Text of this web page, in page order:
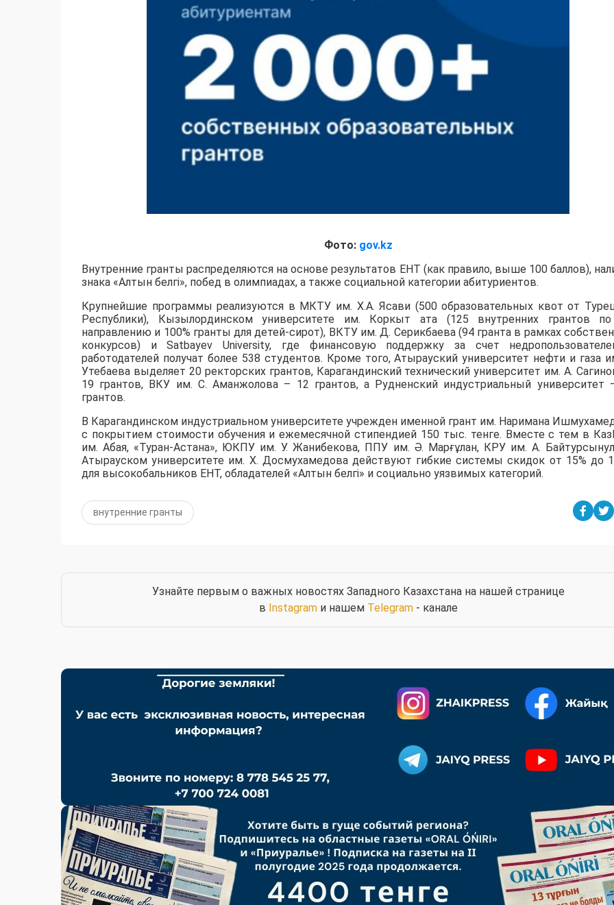
Фото: gov.kz
Внутренние гранты распределяются на основе результатов ЕНТ (как правило, выше 100 баллов),
знака «Алтын белгі», побед в олимпиадах, а также социальной категории абитуриентов.
​Крупнейшие программы реализуются в МКТУ им. Х.А. Ясави (500 образовательных квот от
Республики), Кызылординском университете им. Коркыт ата (125 внутренних грантов
направлению и 100% гранты для детей-сирот), ВКТУ им. Д. Серикбаева (94 гранта в рамках
конкурсов) и Satbayev University, где финансовую поддержку за счет
работодателей получат более 538 студентов. Кроме того, Атырауский университет нефти и газа
Утебаева выделяет 20 ректорских грантов, Карагандинский технический университет им. А.
19 грантов, ВКУ им. С. Аманжолова – 12 грантов, а Рудненский индустриальный университет
грантов.
​В Карагандинском индустриальном университете учрежден именной грант им. Наримана
с покрытием стоимости обучения и ежемесячной стипендией 150 тыс. тенге. Вместе с тем в
им. Абая, «Туран-Астана», ЮКПУ им. У. Жанибекова, ППУ им. Ә. Марғұлан, КРУ им. А.
Атырауском университете им. Х. Досмухамедова действуют гибкие системы скидок от 15% до
для высокобальников ЕНТ, обладателей «Алтын белгі» и социально уязвимых категорий.
внутренние гранты
Узнайте первым о важных новостях Западного Казахстана на нашей странице
в Instagramи нашем Telegram- канале